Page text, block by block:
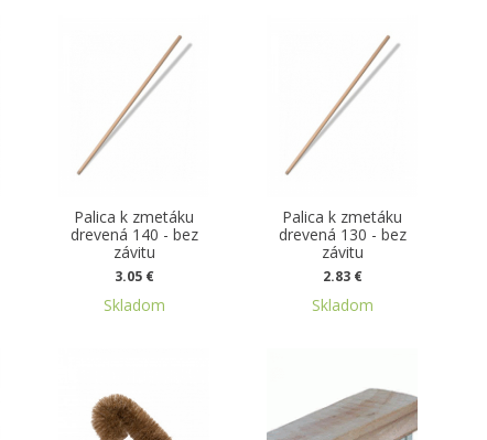
Palica k zmetáku
drevená 140 - bez
závitu
3.05 €
Skladom
Palica k zmetáku
drevená 130 - bez
závitu
2.83 €
Skladom